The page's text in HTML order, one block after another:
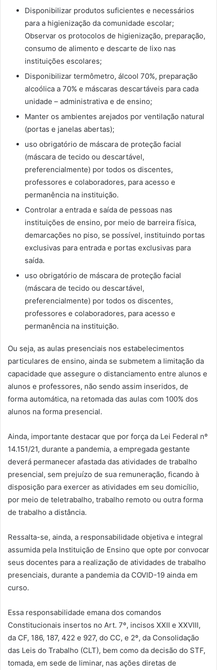
Disponibilizar produtos suficientes e necessários
para a higienização da comunidade escolar;
Observar os protocolos de higienização, preparação,
consumo de alimento e descarte de lixo nas
instituições escolares;
Disponibilizar termômetro, álcool 70%, preparação
alcoólica a 70% e máscaras descartáveis para cada
unidade – administrativa e de ensino;
Manter os ambientes arejados por ventilação natural
(portas e janelas abertas);
uso obrigatório de máscara de proteção facial
(máscara de tecido ou descartável,
preferencialmente) por todos os discentes,
professores e colaboradores, para acesso e
permanência na instituição.
Controlar a entrada e saída de pessoas nas
instituições de ensino, por meio de barreira física,
demarcações no piso, se possível, instituindo portas
exclusivas para entrada e portas exclusivas para
saída.
uso obrigatório de máscara de proteção facial
(máscara de tecido ou descartável,
preferencialmente) por todos os discentes,
professores e colaboradores, para acesso e
permanência na instituição.
Ou seja, as aulas presenciais nos estabelecimentos
particulares de ensino, ainda se submetem a limitação da
capacidade que assegure o distanciamento entre alunos e
alunos e professores, não sendo assim inseridos, de
forma automática, na retomada das aulas com 100% dos
alunos na forma presencial.
Ainda, importante destacar que por força da Lei Federal nº
14.151/21, durante a pandemia, a empregada gestante
deverá permanecer afastada das atividades de trabalho
presencial, sem prejuízo de sua remuneração, ficando à
disposição para exercer as atividades em seu domicílio,
por meio de teletrabalho, trabalho remoto ou outra forma
de trabalho a distância.
Ressalta-se, ainda, a responsabilidade objetiva e integral
assumida pela Instituição de Ensino que opte por convocar
seus docentes para a realização de atividades de trabalho
presenciais, durante a pandemia da COVID-19 ainda em
curso.
Essa responsabilidade emana dos comandos
Constitucionais insertos no Art. 7º, incisos XXII e XXVIII,
da CF, 186, 187, 422 e 927, do CC, e 2º, da Consolidação
das Leis do Trabalho (CLT), bem como da decisão do STF,
tomada, em sede de liminar, nas ações diretas de